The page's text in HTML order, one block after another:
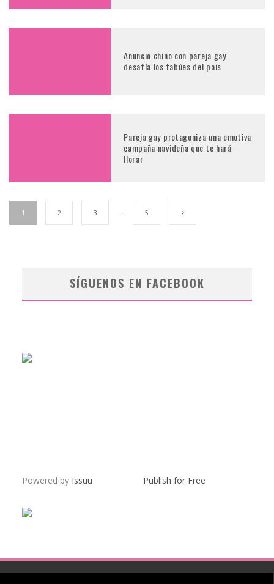
Anuncio chino con pareja gay
desafía los tabúes del país
Pareja gay protagoniza una emotiva
campaña navideña que te hará
llorar
1 2 3 5
SÍGUENOS EN FACEBOOK
Powered by Issuu Publish for Free